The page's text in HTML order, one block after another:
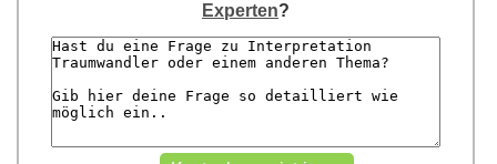
Experten?